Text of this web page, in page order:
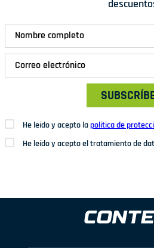
He leído y acepto lapolítica de
He leído y acepto el tratamiento de